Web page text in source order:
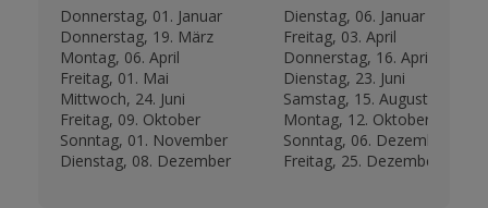
Donnerstag, 01. Januar
Dienstag, 06. Januar
Donnerstag, 19. März
Freitag, 03. April
Montag, 06. April
Donnerstag, 16. April
Freitag, 01. Mai
Dienstag, 23. Juni
Mittwoch, 24. Juni
Samstag, 15. August
Freitag, 09. Oktober
Montag, 12. Oktober
Sonntag, 01. November
Sonntag, 06. Dezember
Dienstag, 08. Dezember
Freitag, 25. Dezember